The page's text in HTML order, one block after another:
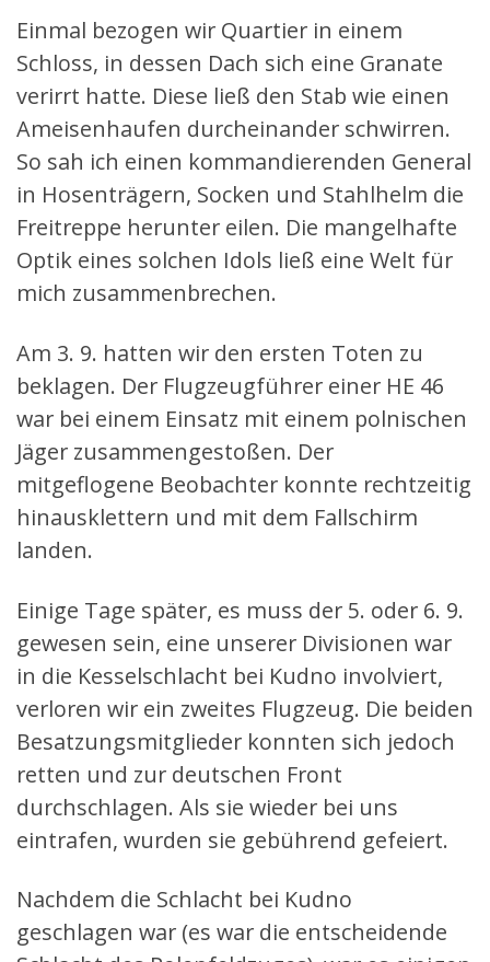
Einmal bezogen wir Quartier in einem
Schloss, in dessen Dach sich eine Granate
verirrt hatte. Diese ließ den Stab wie einen
Ameisenhaufen durcheinander schwirren.
So sah ich einen kommandierenden General
in Hosenträgern, Socken und Stahlhelm die
Freitreppe herunter eilen. Die mangelhafte
Optik eines solchen Idols ließ eine Welt für
mich zusammenbrechen.
Am 3. 9. hatten wir den ersten Toten zu
beklagen. Der Flugzeugführer einer HE 46
war bei einem Einsatz mit einem polnischen
Jäger zusammengestoßen. Der
mitgeflogene Beobachter konnte rechtzeitig
hinausklettern und mit dem Fallschirm
landen.
Einige Tage später, es muss der 5. oder 6. 9.
gewesen sein, eine unserer Divisionen war
in die Kesselschlacht bei Kudno involviert,
verloren wir ein zweites Flugzeug. Die beiden
Besatzungsmitglieder konnten sich jedoch
retten und zur deutschen Front
durchschlagen. Als sie wieder bei uns
eintrafen, wurden sie gebührend gefeiert.
Nachdem die Schlacht bei Kudno
geschlagen war (es war die entscheidende